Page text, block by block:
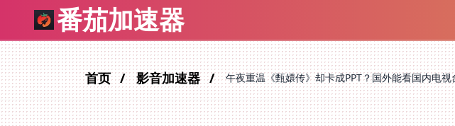
番茄加速器
首页 影音加速器 午夜重温《甄嬛传》却卡成PPT？国外能看国内电